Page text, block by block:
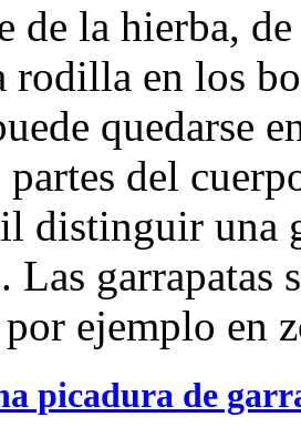
de la hierba,
rodilla en los
quedarse
del
distinguir una
garrapatas
ejemplo en
picadura de